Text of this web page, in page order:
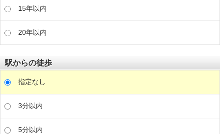
15年以内
20年以内
駅からの徒歩
指定なし
3分以内
5分以内